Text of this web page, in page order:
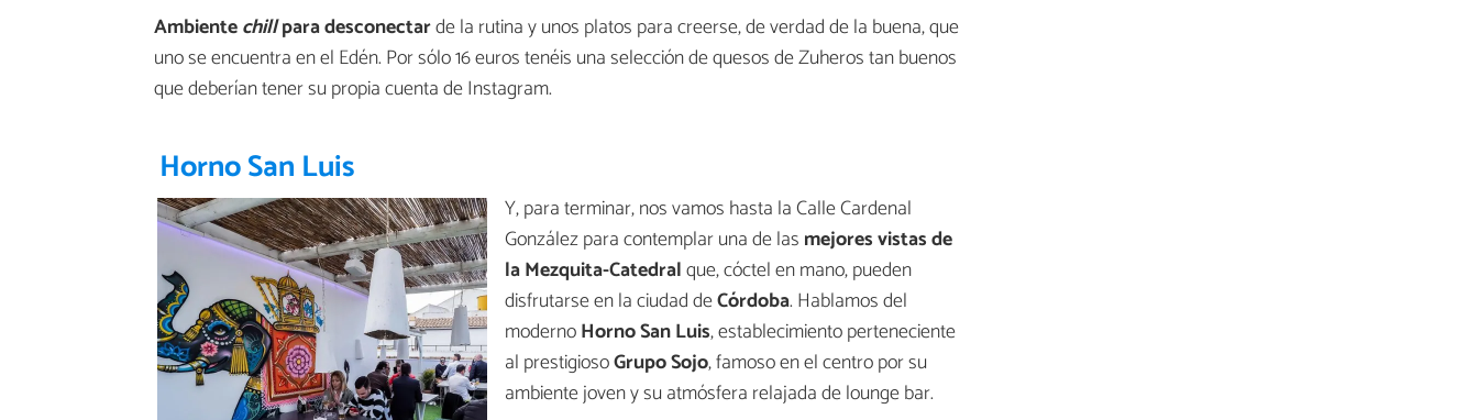
Ambientechillpara desconectarde la rutina y unos platos para creerse, de verdad de la buena, que
uno se encuentra en el Edén. Por sólo 16 euros tenéis una selección de quesos de Zuheros tan buenos
que deberían tener su propia cuenta de Instagram.
Horno San Luis
Y, para terminar, nos vamos hasta la Calle Cardenal
González para contemplar una de las mejores vistas de
la Mezquita-Catedralque, cóctel en mano, pueden
disfrutarse en la ciudad deCórdoba. Hablamos del
modernoHorno San Luis, establecimiento perteneciente
al prestigiosoGrupo Sojo, famoso en el centro por su
ambiente joven y su atmósfera relajada de lounge bar.